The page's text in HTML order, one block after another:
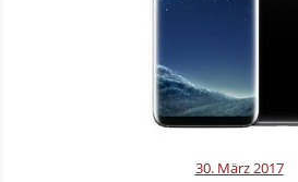
30. März 2017